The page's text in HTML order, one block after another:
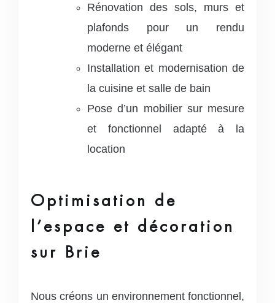
Rénovation des sols, murs et
plafonds pour un rendu
moderne et élégant
Installation et modernisation de
la cuisine et salle de bain
Pose d’un mobilier sur mesure
et fonctionnel adapté à la
location
Optimisation de
l’espace et décoration
sur Brie
Nous créons un environnement fonctionnel,